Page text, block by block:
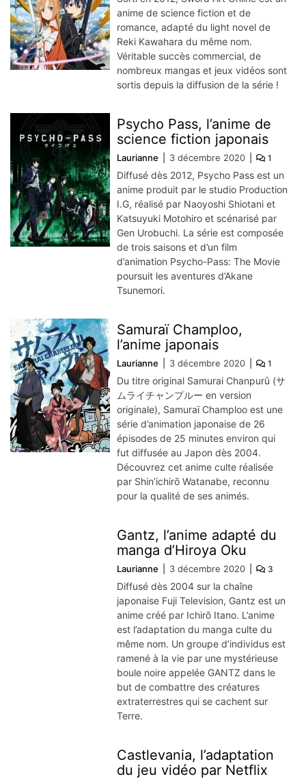
anime de science fiction et de
romance, adapté du light novel de
Reki Kawahara du même nom.
Véritable succès commercial, de
nombreux mangas et jeux vidéos sont
sortis depuis la diffusion de la série !
Psycho Pass, l’anime de
science fiction japonais
Laurianne 3 décembre 2020 1
Diffusé dès 2012, Psycho Pass est un
anime produit par le studio Production
I.G, réalisé par Naoyoshi Shiotani et
Katsuyuki Motohiro et scénarisé par
Gen Urobuchi. La série est composée
de trois saisons et d’un film
d’animation Psycho-Pass: The Movie
poursuit les aventures d’Akane
Tsunemori.
Samuraï Champloo,
l’anime japonais
Laurianne 3 décembre 2020 1
Du titre original Samurai Chanpurû (サ
ムライチャンプルー en version
originale), Samuraï Champloo est une
série d’animation japonaise de 26
épisodes de 25 minutes environ qui
fut diffusée au Japon dès 2004.
Découvrez cet anime culte réalisée
par Shin’ichirō Watanabe, reconnu
pour la qualité de ses animés.
Gantz, l’anime adapté du
manga d’Hiroya Oku
Laurianne 3 décembre 2020 3
Diffusé dès 2004 sur la chaîne
japonaise Fuji Television, Gantz est un
anime créé par Ichirō Itano. L’anime
est l’adaptation du manga culte du
même nom. Un groupe d’individus est
ramené à la vie par une mystérieuse
boule noire appelée GANTZ dans le
but de combattre des créatures
extraterrestres qui se cachent sur
Terre.
Castlevania, l’adaptation
du jeu vidéo par Netflix